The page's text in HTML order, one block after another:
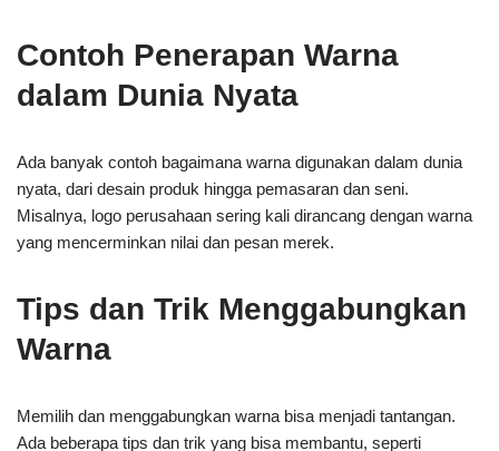
Contoh Penerapan Warna
dalam Dunia Nyata
Ada banyak contoh bagaimana warna digunakan dalam dunia
nyata, dari desain produk hingga pemasaran dan seni.
Misalnya, logo perusahaan sering kali dirancang dengan warna
yang mencerminkan nilai dan pesan merek.
Tips dan Trik Menggabungkan
Warna
Memilih dan menggabungkan warna bisa menjadi tantangan.
Ada beberapa tips dan trik yang bisa membantu, seperti